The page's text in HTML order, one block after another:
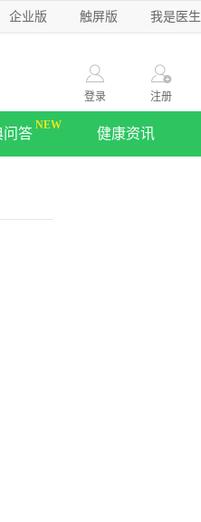
企业版 触屏版 我是医生
登录 注册
问答 健康资讯